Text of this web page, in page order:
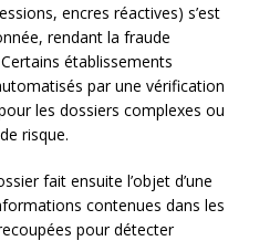
encres réactives) s’est
rendant la fraude
établissements
par une vérification
les dossiers complexes ou
risque.
fait ensuite l’objet d’une
contenues dans les
pour détecter